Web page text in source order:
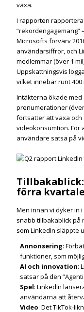
växa.
I rapporten
”rekordengagemang”
Microsofts förvärv
användarsiffror, och
medlemmar (över 1
Uppskattningsvis
vilket innebär runt
Intäkterna ökade med
prenumerationer (över
fortsätter att växa
videokonsumtion. För
användare satsa på
förra
Men innan vi dyker in
snabb tillbakablick på
som LinkedIn släppte
Annonsering:
funktioner, som
AI och innovation:
satsar på den
Spel: LinkedIn
användarna att
Video: Det TikTok-